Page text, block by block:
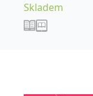
Skladem